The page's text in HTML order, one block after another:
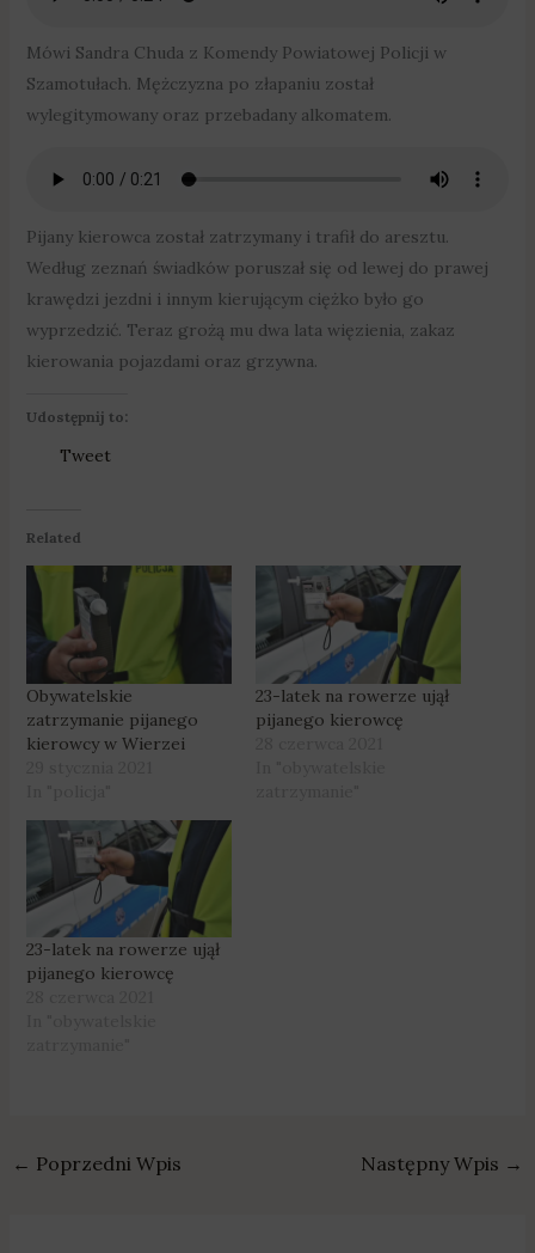
Mówi Sandra Chuda z Komendy Powiatowej Policji w
Szamotułach. Mężczyzna po złapaniu został
wylegitymowany oraz przebadany alkomatem.
Pijany kierowca został zatrzymany i trafił do aresztu.
Według zeznań świadków poruszał się od lewej do prawej
krawędzi jezdni i innym kierującym ciężko było go
wyprzedzić. Teraz grożą mu dwa lata więzienia, zakaz
kierowania pojazdami oraz grzywna.
Udostępnij to:
Tweet
Related
Obywatelskie
zatrzymanie pijanego
kierowcy w Wierzei
23-latek na rowerze ujął
pijanego kierowcę
23-latek na rowerze ujął
pijanego kierowcę
← Poprzedni Wpis Następny Wpis →